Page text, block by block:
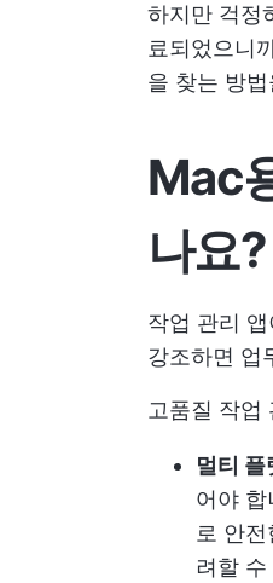
하지만 걱정
료되었으니
을 찾는 방
Mac
나요?
작업 관리
강조하면 업
고품질 작업
멀티 플
어야
로 안
려할